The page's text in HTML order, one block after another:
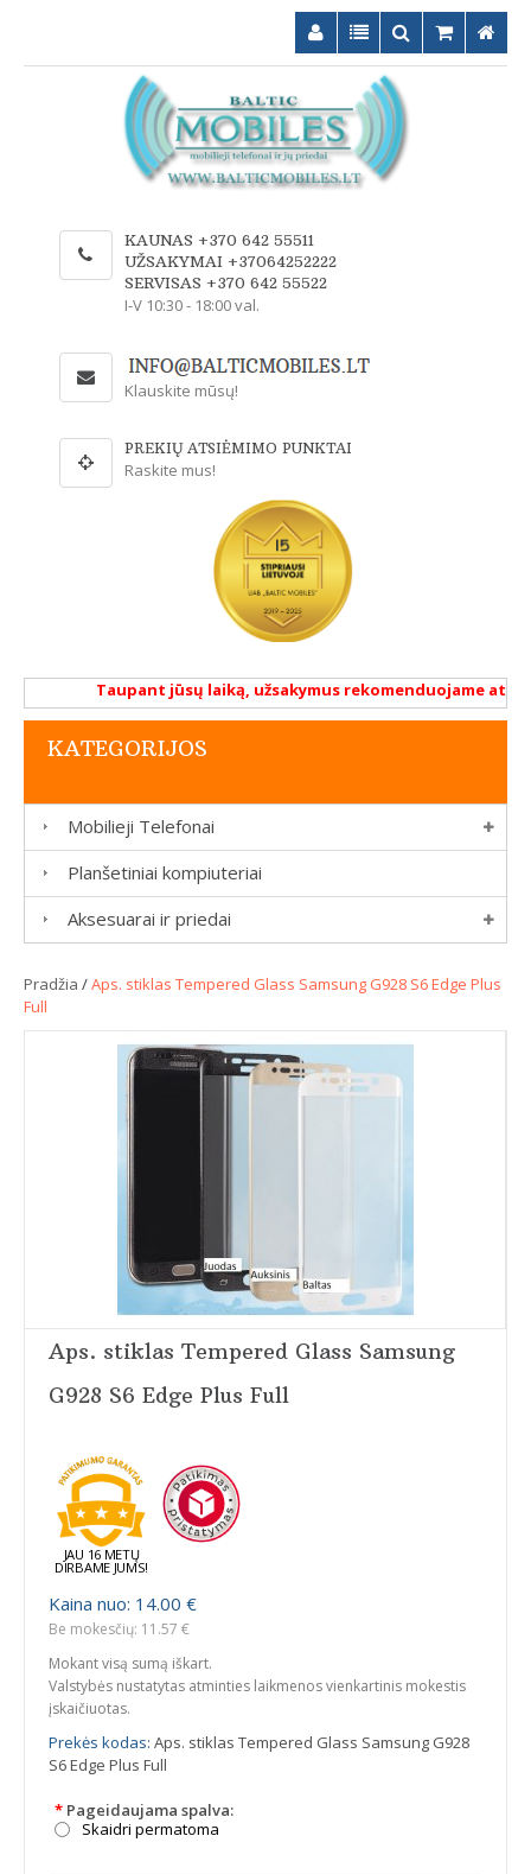
KAUNAS +370 642 55511
UŽSAKYMAI +37064252222
SERVISAS +370 642 55522
I-V 10:30 - 18:00 val.
Klauskite mūsų!
PREKIŲ ATSIĖMIMO PUNKTAI
Raskite mus!
Taupant jūsų laiką, užsakymus rekomenduojame
KATEGORIJOS
Mobilieji Telefonai
Planšetiniai kompiuteriai
Aksesuarai ir priedai
Pradžia /Aps. stiklas Tempered Glass Samsung G928 S6 Edge Plus
Full
Aps. stiklas Tempered Glass Samsung
G928 S6 Edge Plus Full
JAU 16 METŲ
DIRBAME JUMS!
Kaina nuo: 14.00 €
Be mokesčių: 11.57 €
Mokant visą sumą iškart.
Valstybės nustatytas atminties laikmenos vienkartinis mokestis
įskaičiuotas.
Prekės kodas: Aps. stiklas Tempered Glass Samsung G928
S6 Edge Plus Full
* Pageidaujama spalva:
Skaidri permatoma